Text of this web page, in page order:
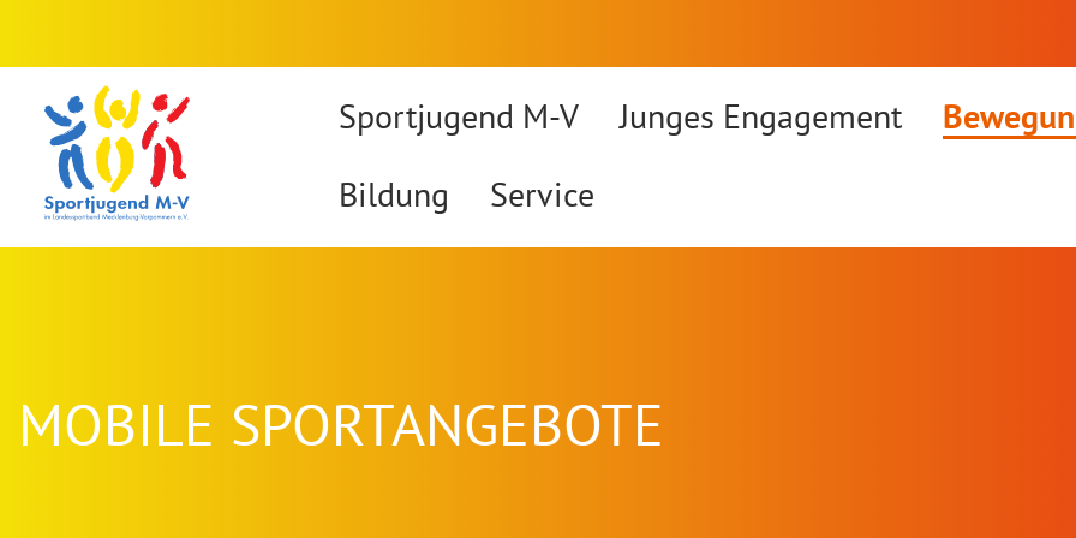
Sportjugend M-V Junges Engagement
Bildung
Service
MOBILE SPORTANGEBOTE